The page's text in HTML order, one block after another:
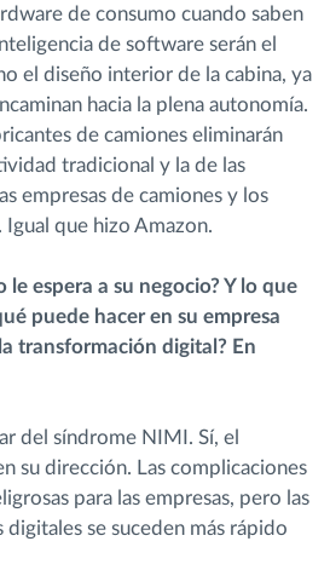
de consumo cuando saben
de software serán el
el diseño interior de la cabina, ya
hacia la plena autonomía.
de camiones eliminarán
tradicional y la de las
empresas de camiones y los
que hizo Amazon.
le espera a su negocio? Y lo que
puede hacer en su empresa
transformación digital? En
del síndrome NIMI. Sí, el
su dirección. Las complicaciones
para las empresas, pero las
digitales se suceden más rápido